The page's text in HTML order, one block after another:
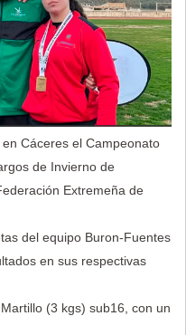
Cáceres el Campeonato
de Invierno de
Extremeña de
del equipo Buron-Fuentes
en sus respectivas
(3 kgs) sub16, con un